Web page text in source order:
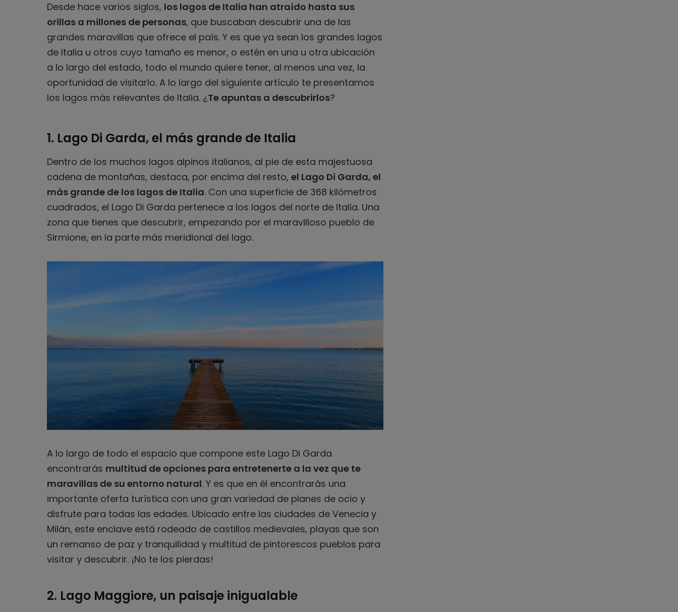
Desde hace varios siglos, los lagos de Italia han atraído hasta sus
orillas a millones de personas, que buscaban descubrir una de las
grandes maravillas que ofrece el país. Y es que ya sean los grandes lagos
de Italia u otros cuyo tamaño es menor, o estén en una u otra ubicación
a lo largo del estado, todo el mundo quiere tener, al menos una vez, la
oportunidad de visitarlo. A lo largo del siguiente artículo te presentamos
los lagos más relevantes de Italia. ¿Te apuntas a descubrirlos?
1. Lago Di Garda, el más grande de Italia
Dentro de los muchos lagos alpinos italianos, al pie de esta majestuosa
cadena de montañas, destaca, por encima del resto, el Lago Di Garda, el
más grande de los lagos de Italia. Con una superficie de 368 kilómetros
cuadrados, el Lago Di Garda pertenece a los lagos del norte de Italia. Una
zona que tienes que descubrir, empezando por el maravilloso pueblo de
Sirmione, en la parte más meridional del lago.
A lo largo de todo el espacio que compone este Lago Di Garda
encontrarás multitud de opciones para entretenerte a la vez que te
maravillas de su entorno natural. Y es que en él encontrarás una
importante oferta turística con una gran variedad de planes de ocio y
disfrute para todas las edades. Ubicado entre las ciudades de Venecia y
Milán, este enclave está rodeado de castillos medievales, playas que son
un remanso de paz y tranquilidad y multitud de pintorescos pueblos para
visitar y descubrir. ¡No te los pierdas!
2. Lago Maggiore, un paisaje inigualable